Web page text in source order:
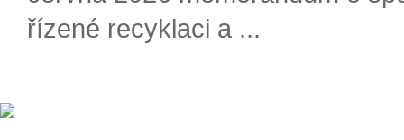
řízené recyklaci a ...